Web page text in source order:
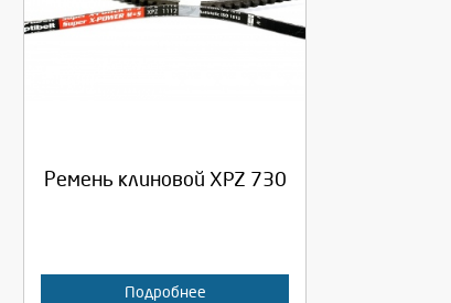
Ремень клиновой XPZ 730
Подробнее
Выберите количество: